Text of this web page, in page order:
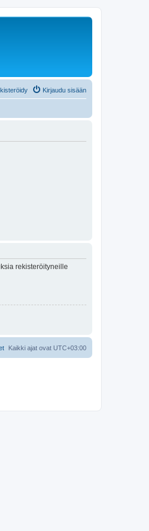
Kirjaudu sisään
rekisteröityneille
Kaikki ajat ovat UTC+03:00